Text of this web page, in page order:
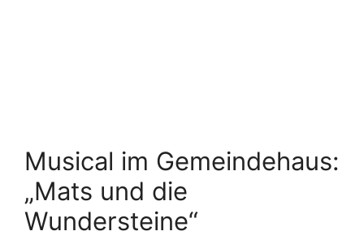
Musical im Gemeindehaus:
„Mats und die
Wundersteine“